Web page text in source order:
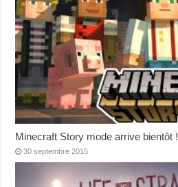
Minecraft Story mode arrive bientôt !
30 septembre 2015